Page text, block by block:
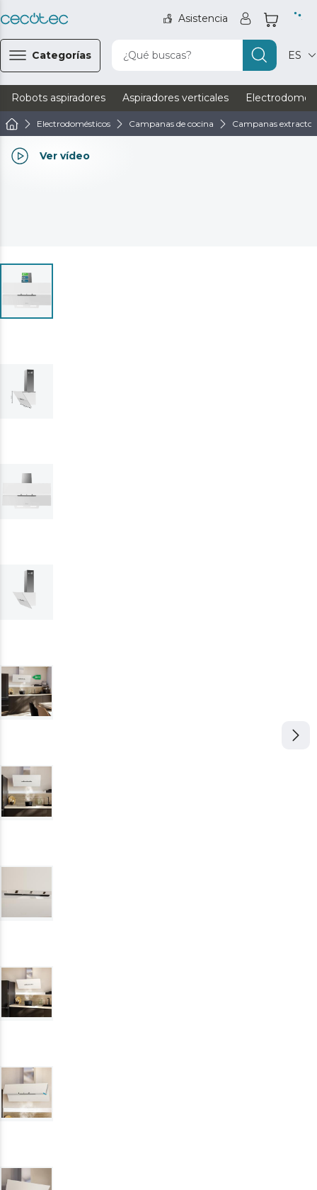
Asistencia
Categorías ¿Qué buscas? ES
Robots aspiradores Aspiradores verticales
Electrodomésticos Campanas de cocina Campanas
Ver vídeo